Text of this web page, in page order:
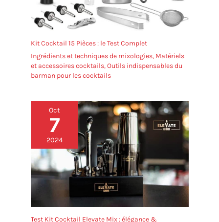
Kit Cocktail 15 Pièces : le Test Complet
Ingrédients et techniques de mixologies, Matériels
et accessoires cocktails,Outils indispensables du
barman pour les cocktails
Oct
7
2024
Test Kit Cocktail Elevate Mix : élégance &